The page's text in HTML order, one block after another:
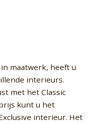
maatwerk, heeft u
interieurs.
met het Classic
kunt u het
interieur. Het